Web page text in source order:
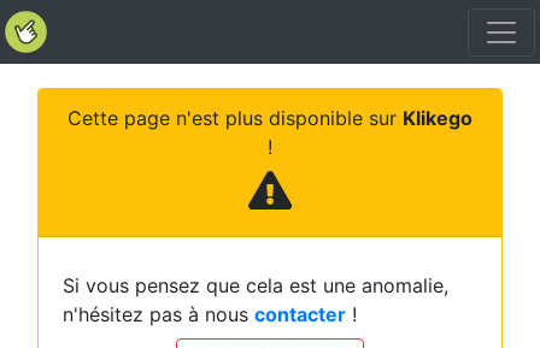
Cette page n'est plus disponible sur Klikego
!
Si vous pensez que cela est une anomalie,
n'hésitez pas à nous contacter !